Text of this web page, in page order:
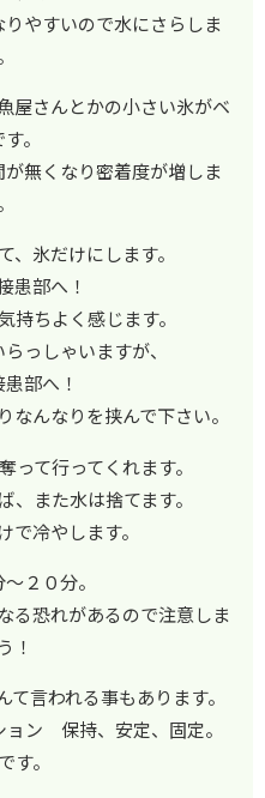
やすいので水にさらしま
屋さんとかの小さい氷がベ
。
無くなり密着度が増しま
、氷だけにします。
患部へ！
持ちよく感じます。
っしゃいますが、
部へ！
なんなりを挟んで下さい。
って行ってくれます。
、また水は捨てます。
で冷やします。
２０分。
る恐れがあるので注意しま
！
言われる事もあります。
ョン 保持、安定、固定。
す。